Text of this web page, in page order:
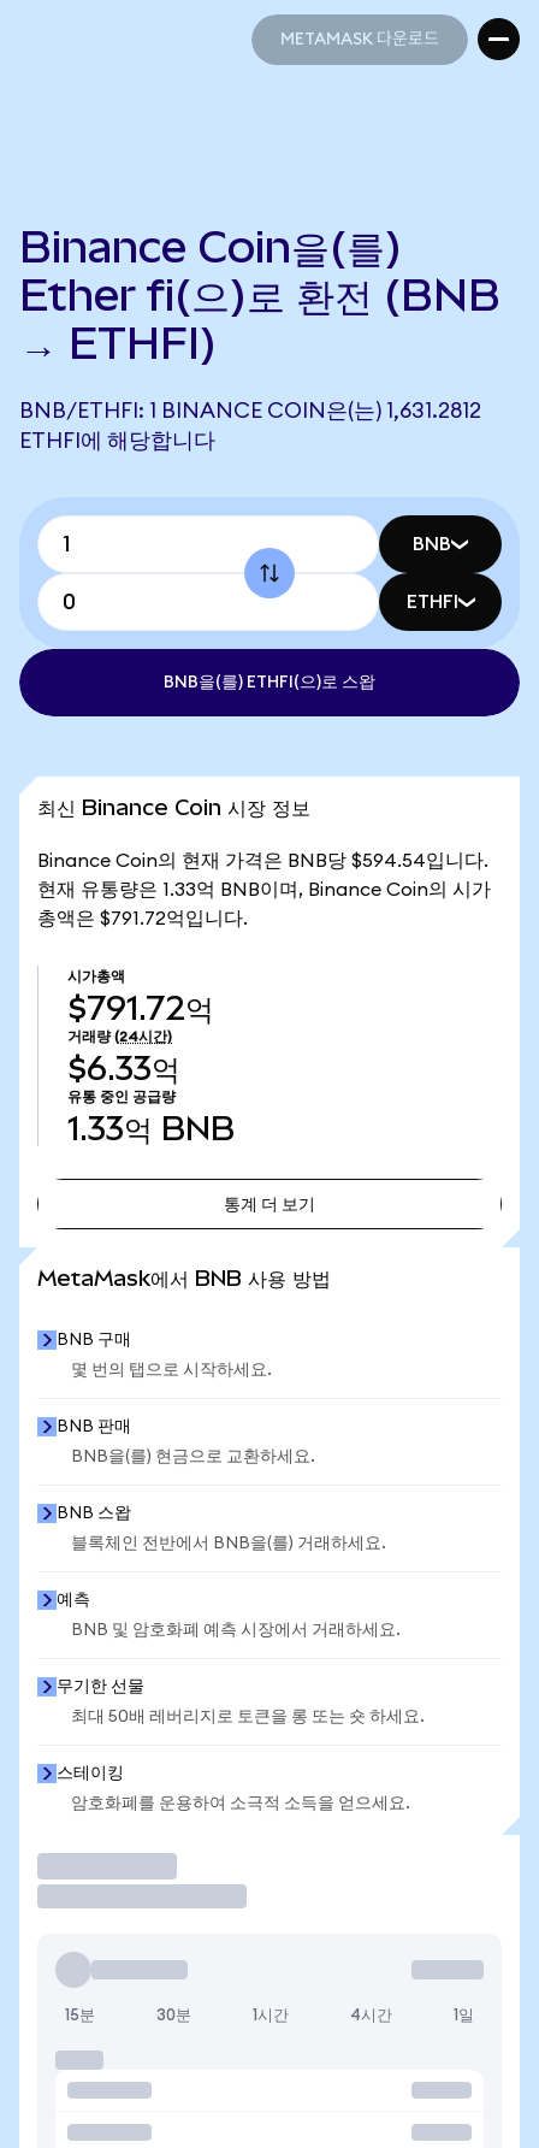
METAMASK 다운로드
Binance Coin을(를)
Ether fi(으)로 환전 (BNB
→ ETHFI)
BNB/ETHFI: 1 BINANCE COIN은(는) 1,631.2812
ETHFI에 해당합니다
BNB
ETHFI
BNB을(를) ETHFI(으)로 스왑
최신 Binance Coin 시장 정보
Binance Coin의 현재 가격은 BNB당 $594.54입니다.
현재 유통량은 1.33억 BNB이며, Binance Coin의 시가
총액은 $791.72억입니다.
시가총액
$791.72억
거래량 (24시간)
$6.33억
유통 중인 공급량
1.33억 BNB
통계 더 보기
MetaMask에서 BNB 사용 방법
BNB 구매
몇 번의 탭으로 시작하세요.
BNB 판매
BNB을(를) 현금으로 교환하세요.
BNB 스왑
블록체인 전반에서 BNB을(를) 거래하세요.
예측
BNB 및 암호화폐 예측 시장에서 거래하세요.
무기한 선물
최대 50배 레버리지로 토큰을 롱 또는 숏 하세요.
스테이킹
암호화폐를 운용하여 소극적 소득을 얻으세요.
15분 30분 1시간 4시간 1일